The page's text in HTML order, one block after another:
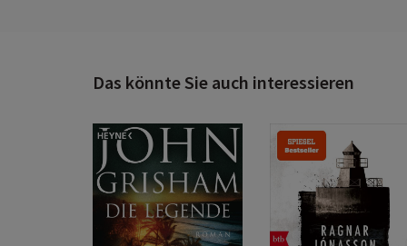
Das könnte Sie auch interessieren